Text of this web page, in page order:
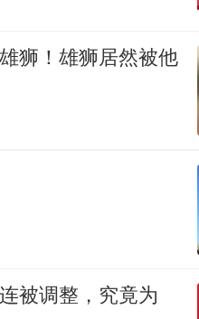
狮！雄狮居然被他
被调整，究竟为